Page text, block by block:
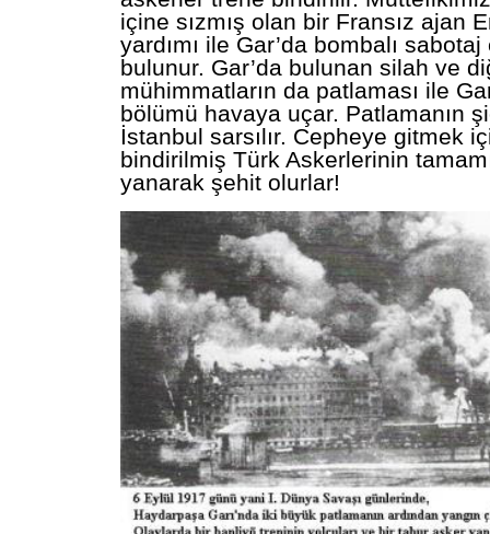
içine sızmış olan bir Fransız ajan
yardımı ile Gar’da bombalı
bulunur. Gar’da bulunan silah ve
mühimmatların da patlaması ile
bölümü havaya uçar. Patlamanın
İstanbul sarsılır. Cepheye gitmek
bindirilmiş Türk Askerlerinin
yanarak şehit olurlar!